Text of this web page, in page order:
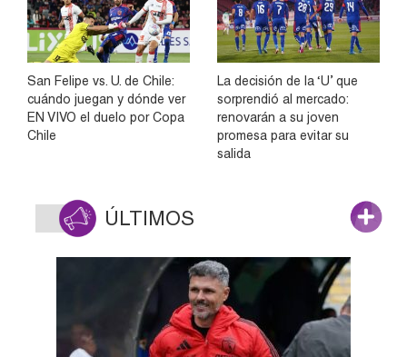
San Felipe vs. U. de Chile:
cuándo juegan y dónde ver
EN VIVO el duelo por Copa
Chile
La decisión de la ‘U’ que
sorprendió al mercado:
renovarán a su joven
promesa para evitar su
salida
ÚLTIMOS